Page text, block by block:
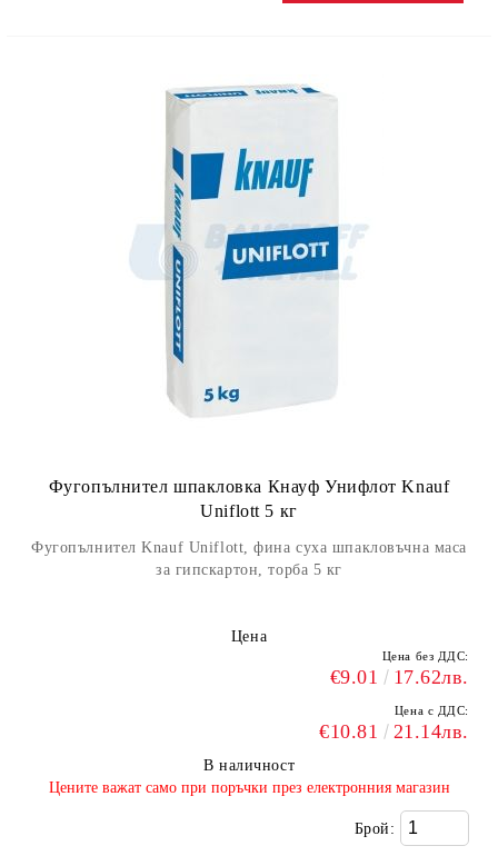
Фугопълнител шпакловка Кнауф Унифлот Knauf
Uniflott 5 кг
Фугопълнител Knauf Uniflott, фина суха шпакловъчна маса
за гипскартон, торба 5 кг
Цена
Цена без ДДС:
€9.01 17.62лв.
Цена с ДДС:
€10.81 21.14лв.
В наличност
​Цените важат само при поръчки през електронния магазин
Брой: